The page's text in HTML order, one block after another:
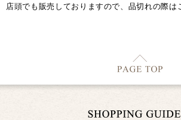
店頭でも販売しておりますので、品切れの際は